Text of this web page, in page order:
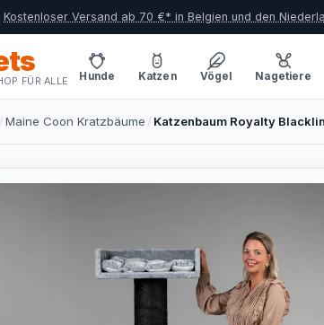
Kostenloser Versand ab 70 €* in Belgien und den
FÜR ALLE Hunde Katzen Vögel Nagetiere
/Maine Coon Kratzbäume / Katzenbaum Royalty